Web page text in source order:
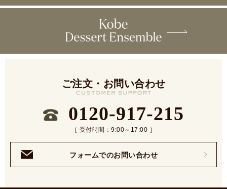
ご注文・お問い合わせ
0120-917-215
［ 受付時間：9:00～17:00 ］
フォームでのお問い合わせ